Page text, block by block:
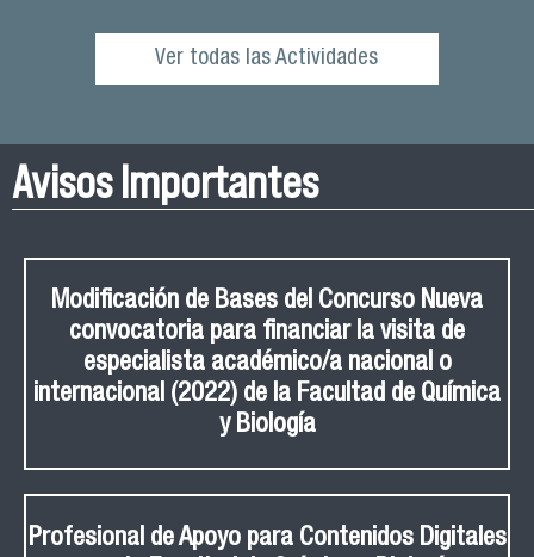
Ver todas las Actividades
Avisos Importantes
Modificación de Bases del Concurso Nueva
convocatoria para financiar la visita de
especialista académico/a nacional o
internacional (2022) de la Facultad de Química
y Biología
Profesional de Apoyo para Contenidos Digitales